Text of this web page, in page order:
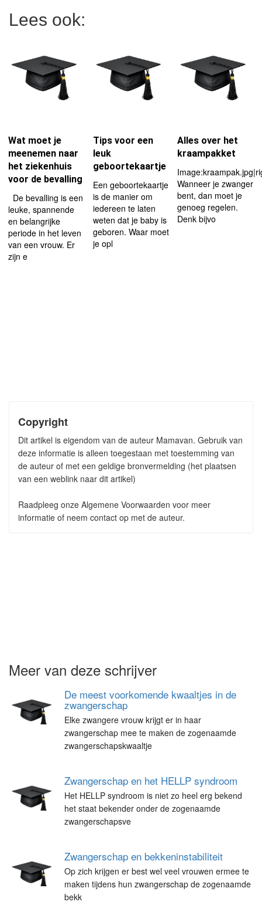
Lees ook:
Wat moet je
meenemen naar
het ziekenhuis
voor de bevalling
De bevalling is een
leuke, spannende
en belangrijke
periode in het leven
van een vrouw. Er
zijn e
Tips voor een
leuk
geboortekaartje
Een geboortekaartje
is de manier om
iedereen te laten
weten dat je baby is
geboren. Waar moet
je opl
Alles over het
kraampakket
Wanneer je zwanger
bent, dan moet je
genoeg regelen.
Denk bijvo
Copyright
Dit artikel is eigendom van de auteur Mamavan. Gebruik van
deze informatie is alleen toegestaan met toestemming van
de auteur of met een geldige bronvermelding (het plaatsen
van een weblink naar dit artikel)
Raadpleeg onze Algemene Voorwaarden voor meer
informatie of neem contact op met de auteur.
Meer van deze schrijver
De meest voorkomende kwaaltjes in de
zwangerschap
Elke zwangere vrouw krijgt er in haar
zwangerschap mee te maken de zogenaamde
zwangerschapskwaaltje
Zwangerschap en het HELLP syndroom
Het HELLP syndroom is niet zo heel erg bekend
het staat bekender onder de zogenaamde
zwangerschapsve
Zwangerschap en bekkeninstabiliteit
Op zich krijgen er best wel veel vrouwen ermee te
maken tijdens hun zwangerschap de zogenaamde
bekk